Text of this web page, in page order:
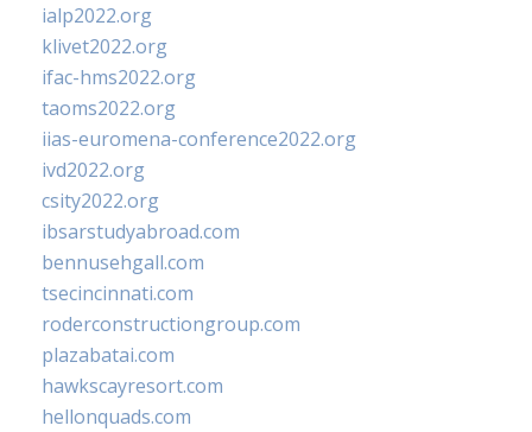
ialp2022.org
klivet2022.org
ifac-hms2022.org
taoms2022.org
iias-euromena-conference2022.org
ivd2022.org
csity2022.org
ibsarstudyabroad.com
bennusehgall.com
tsecincinnati.com
roderconstructiongroup.com
plazabatai.com
hawkscayresort.com
hellonquads.com